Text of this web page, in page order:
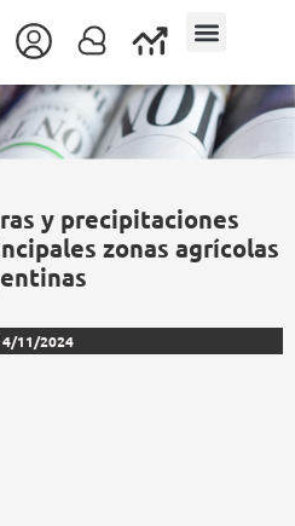
y precipitaciones
zonas agrícolas
11/2024